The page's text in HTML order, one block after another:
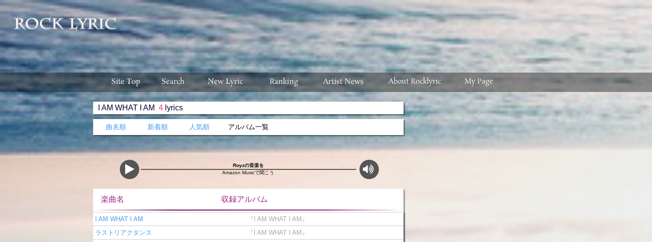
I AM WHAT I AM 4 lyrics
曲名順 新着順 人気順 アルバム一覧
Royzの音楽を
Amazon Musicで聞こう
楽曲名 収録アルバム
I AM WHAT I AM
『I AM WHAT I AM』
ラストリアクタンス
『I AM WHAT I AM』